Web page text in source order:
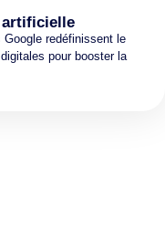
artificielle
redéfinissent le
pour booster la